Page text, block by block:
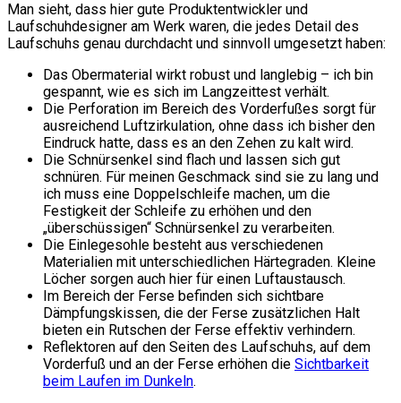
Man sieht, dass hier gute Produktentwickler und
Laufschuhdesigner am Werk waren, die jedes Detail des
Laufschuhs genau durchdacht und sinnvoll umgesetzt haben:
Das Obermaterial wirkt robust und langlebig – ich bin
gespannt, wie es sich im Langzeittest verhält.
Die Perforation im Bereich des Vorderfußes sorgt für
ausreichend Luftzirkulation, ohne dass ich bisher den
Eindruck hatte, dass es an den Zehen zu kalt wird.
Die Schnürsenkel sind flach und lassen sich gut
schnüren. Für meinen Geschmack sind sie zu lang und
ich muss eine Doppelschleife machen, um die
Festigkeit der Schleife zu erhöhen und den
„überschüssigen“ Schnürsenkel zu verarbeiten.
Die Einlegesohle besteht aus verschiedenen
Materialien mit unterschiedlichen Härtegraden. Kleine
Löcher sorgen auch hier für einen Luftaustausch.
Im Bereich der Ferse befinden sich sichtbare
Dämpfungskissen, die der Ferse zusätzlichen Halt
bieten ein Rutschen der Ferse effektiv verhindern.
Reflektoren auf den Seiten des Laufschuhs, auf dem
Vorderfuß und an der Ferse erhöhen die Sichtbarkeit
beim Laufen im Dunkeln.